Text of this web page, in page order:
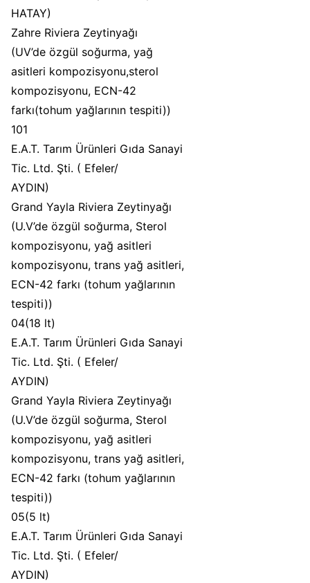
HATAY)
Zahre Riviera Zeytinyağı
(UV’de özgül soğurma, yağ
asitleri kompozisyonu,sterol
kompozisyonu, ECN-42
farkı(tohum yağlarının tespiti))
101
E.A.T. Tarım Ürünleri Gıda Sanayi
Tic. Ltd. Şti. ( Efeler/
AYDIN)
Grand Yayla Riviera Zeytinyağı
(U.V’de özgül soğurma, Sterol
kompozisyonu, yağ asitleri
kompozisyonu, trans yağ asitleri,
ECN-42 farkı (tohum yağlarının
tespiti))
04(18 lt)
E.A.T. Tarım Ürünleri Gıda Sanayi
Tic. Ltd. Şti. ( Efeler/
AYDIN)
Grand Yayla Riviera Zeytinyağı
(U.V’de özgül soğurma, Sterol
kompozisyonu, yağ asitleri
kompozisyonu, trans yağ asitleri,
ECN-42 farkı (tohum yağlarının
tespiti))
05(5 lt)
E.A.T. Tarım Ürünleri Gıda Sanayi
Tic. Ltd. Şti. ( Efeler/
AYDIN)